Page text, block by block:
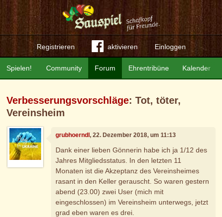
Registrieren aktivieren Einloggen
Community Forum Ehrentribüne Kalender
Spielen!
Verbesserungsvorschläge: Tot, töter,
Vereinsheim
grubhoerndl, 22. Dezember 2018, um 11:13
Dank einer lieben Gönnerin habe ich ja 1/12 des
Jahres Mitgliedsstatus. In den letzten 11
Monaten ist die Akzeptanz des Vereinsheimes
rasant in den Keller gerauscht. So waren gestern
abend (23.00) zwei User (mich mit
eingeschlossen) im Vereinsheim unterwegs, jetzt
grad eben waren es drei.